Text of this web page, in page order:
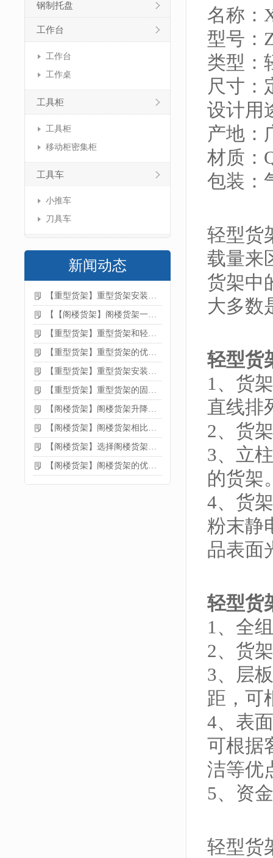
钢制托盘
工作台
工作台
工作桌
工具柜
工具柜
移动柜密集柜
工具车
小推车
刀具车
新闻动态
【重型货架】重型货架安装注意事项
【【阁楼货架】阁楼货架一般有哪些用途
【重型货架】重型货架和轻型货架的区别是什么
【重型货架】重型货架的优缺点
【重型货架】重型货架安装需要注意什么？
【重型货架】重型货架的固定方法
【阁楼货架】阁楼货架升降机需要注意哪些
【阁楼货架】阁楼货架相比传统货架的优势是什么
【阁楼货架】选择阁楼货架的好处？
【阁楼货架】阁楼货架的优点是什么
名称：
型号：
类型：
尺寸：
设计用
产地：
材质：
包装：
轻型货
载量来
货架中
大多数
轻型货
1、货
直线排
2、货
3、立
的货架
4、货
粉末静
品表面
轻型货
1、全
2、货
3、层
距，可
4、表
可根据
洁等优
5、资
轻型货